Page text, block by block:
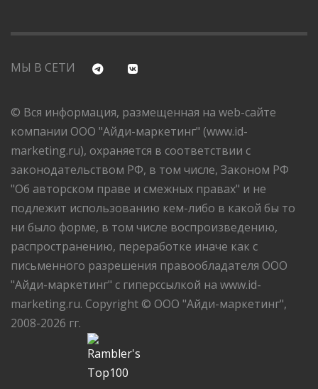
МЫ В СЕТИ
© Вся информация, размещенная на web-сайте
компании ООО "Айди-маркетинг" (www.id-
marketing.ru), охраняется в соответствии с
законодательством РФ, в том числе, Законом РФ
"Об авторском праве и смежных правах" и не
подлежит использованию кем-либо в какой бы то
ни было форме, в том числе воспроизведению,
распространению, переработке иначе как с
письменного разрешения правообладателя ООО
"Айди-маркетинг" с гиперссылкой на www.id-
marketing.ru. Copyright © ООО "Айди-маркетинг",
2008-2026 гг.